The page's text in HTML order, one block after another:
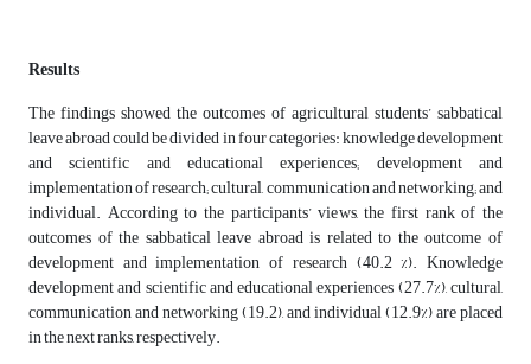
Results
The findings showed the outcomes of agricultural students’ sabbatical
leave abroad could be divided in four categories: knowledge development
and scientific and educational experiences; development and
implementation of research; cultural, communication and networking; and
individual. According to the participants’ views, the first rank of the
outcomes of the sabbatical leave abroad is related to the outcome of
development and implementation of research (40.2 %). Knowledge
development and scientific and educational experiences (27.7%), cultural,
communication and networking (19.2), and individual (12.9%) are placed
in the next ranks, respectively.